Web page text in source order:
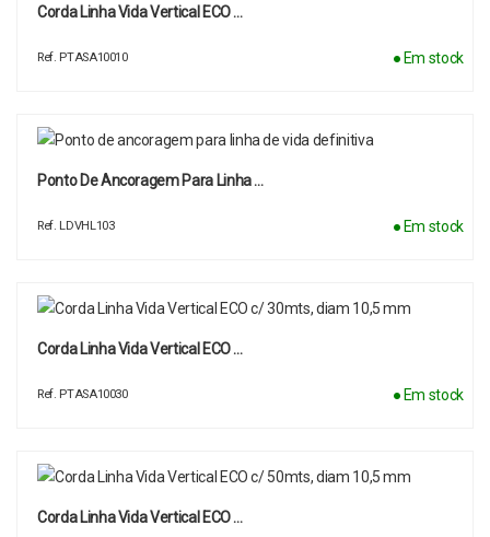
Corda Linha Vida Vertical ECO …
Ref. PTASA10010 ● Em stock
Ponto De Ancoragem Para Linha …
Ref. LDVHL103 ● Em stock
Corda Linha Vida Vertical ECO …
Ref. PTASA10030 ● Em stock
Corda Linha Vida Vertical ECO …